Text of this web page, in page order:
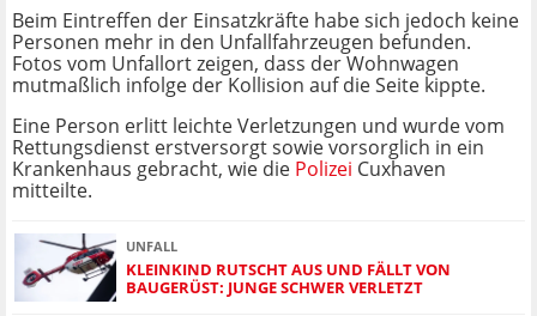
Beim Eintreffen der Einsatzkräfte habe sich jedoch keine
Personen mehr in den Unfallfahrzeugen befunden.
Fotos vom Unfallort zeigen, dass der Wohnwagen
mutmaßlich infolge der Kollision auf die Seite kippte.
Eine Person erlitt leichte Verletzungen und wurde vom
Rettungsdienst erstversorgt sowie vorsorglich in ein
Krankenhaus gebracht, wie die Polizei Cuxhaven
mitteilte.
UNFALL
KLEINKIND RUTSCHT AUS UND FÄLLT VON
BAUGERÜST: JUNGE SCHWER VERLETZT